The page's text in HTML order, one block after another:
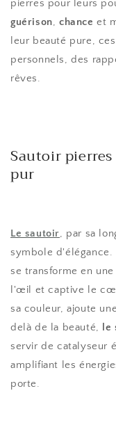
pierres pour leurs
guérison,chance et
leur beauté pure,
personnels, des
rêves.
Sautoir
pur
Le sautoir, par sa
symbole d'élégance.
se transforme en
l'œil et captive le
sa couleur, ajoute
delà de la beauté,
servir de catalyseur
amplifiant les
porte.